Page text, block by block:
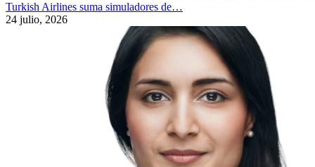
Turkish Airlines suma simuladores de…
24 julio, 2026